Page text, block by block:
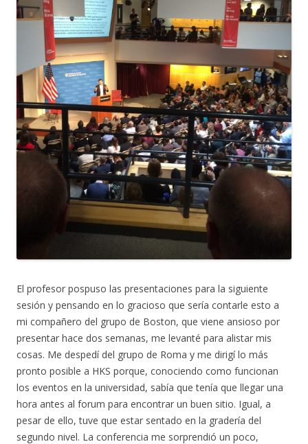
El profesor pospuso las presentaciones para la siguiente
sesión y pensando en lo gracioso que sería contarle esto a
mi compañero del grupo de Boston, que viene ansioso por
presentar hace dos semanas, me levanté para alistar mis
cosas. Me despedí del grupo de Roma y me dirigí lo más
pronto posible a HKS porque, conociendo como funcionan
los eventos en la universidad, sabía que tenía que llegar una
hora antes al forum para encontrar un buen sitio. Igual, a
pesar de ello, tuve que estar sentado en la gradería del
segundo nivel. La conferencia me sorprendió un poco,